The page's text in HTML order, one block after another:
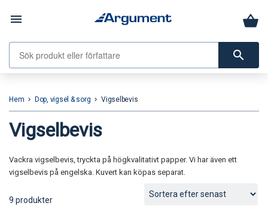
menu
search
Hem keyboard_arrow_right Dop, vigsel & sorg keyboard_arrow_right Vigselbevis
Vigselbevis
Vackra vigselbevis, tryckta på högkvalitativt papper. Vi har även ett
vigselbevis på engelska. Kuvert kan köpas separat.
9 produkter